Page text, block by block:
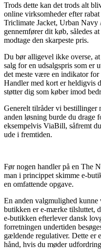
Trods dette kan det trods alt
online virksomheder efter
Triclimate Jacket, Urban
gennemfører dit køb, således
modtage den skarpeste pris.
Du bør alligevel ikke overse,
salg for en udsalgspris som er
det meste være en indikator
Handler med kort er heldigvis
støtter dig som køber imod
Generelt tilråder vi bestillinger
anden løsning burde du drage
eksempelvis ViaBill, såfremt
ude i fremtiden.
Før nogen handler på en The
man i princippet skimme e-
en omfattende opgave.
En anden valgmulighed
butikken er e-mærke tilsluttet,
e-butikken efterlever dansk
forretningen undertiden
gældende regulativer. Dette er
hånd, hvis du møder